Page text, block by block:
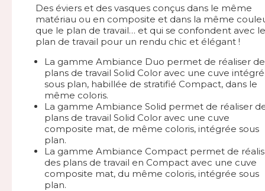
Des éviers et des vasques conçus dans le même
matériau ou en composite et dans la même
que le plan de travail… et qui se confondent avec le
plan de travail pour un rendu chic et élégant !
La gamme Ambiance Duo permet de réaliser
plans de travail Solid Color avec une cuve
sous plan, habillée de stratifié Compact, dans le
même coloris.
La gamme Ambiance Solid permet de réaliser
plans de travail Solid Color avec une cuve
composite mat, de même coloris, intégrée sous
plan.
La gamme Ambiance Compact permet de
des plans de travail en Compact avec une cuve
composite mat, du même coloris, intégrée sous
plan.